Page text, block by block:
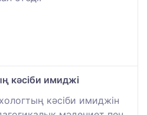
кәсіби имиджі
кәсіби имиджін